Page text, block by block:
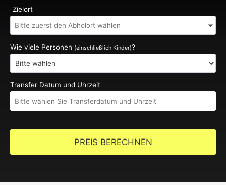
Zielort
Wie viele Personen (einschließlich Kinder)?
Transfer Datum und Uhrzeit
PREIS BERECHNEN